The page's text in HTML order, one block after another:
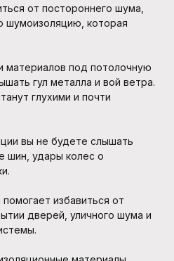
от постороннего шума,
шумоизоляцию, которая
материалов под потолочную
гул металла и вой ветра.
глухими и почти
вы не будете слышать
удары колес о
избавиться от
дверей, уличного шума и